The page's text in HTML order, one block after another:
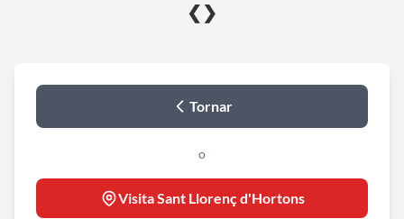
❮ ❯
Tornar
o
Visita Sant Llorenç d'Hortons